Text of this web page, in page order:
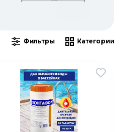
Фильтры Категории